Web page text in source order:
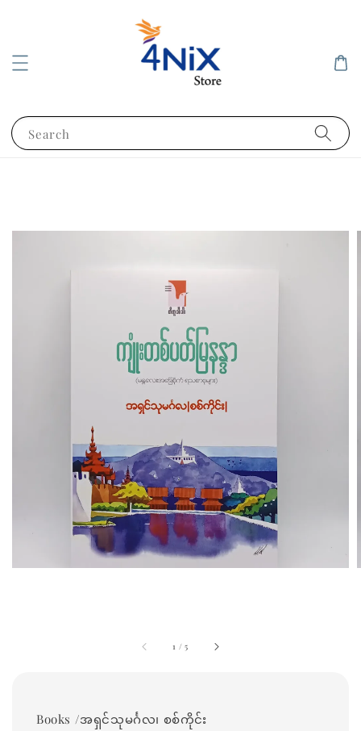
Search
1 /5
Books /အရှင်သုမင်္ဂလ၊ စစ်ကိုင်း